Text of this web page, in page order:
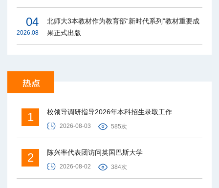
04
2026.08
北师大3本教材作为教育部“新时代系列”教材重要成
果正式出版
1 校领导调研指导2026年本科招生录取工作
2026-08-03 585次
2 陈兴率代表团访问英国巴斯大学
2026-08-02 384次